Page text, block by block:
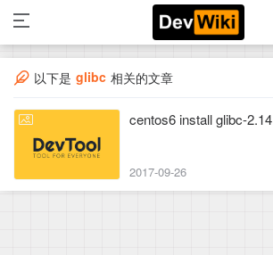
以下是 glibc 相关的文章
centos6 install glibc-2.14
2017-09-26